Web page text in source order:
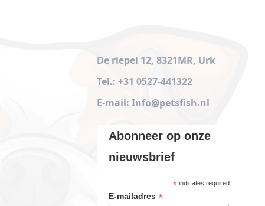
De riepel 12, 8321MR, Urk
Tel.: +31 0527-441322
E-mail: Info@petsfish.nl
Abonneer op onze
nieuwsbrief
*indicates required
E-mailadres*